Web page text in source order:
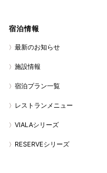
宿泊情報
最新のお知らせ
施設情報
宿泊プラン一覧
レストランメニュー
VIALAシリーズ
RESERVEシリーズ